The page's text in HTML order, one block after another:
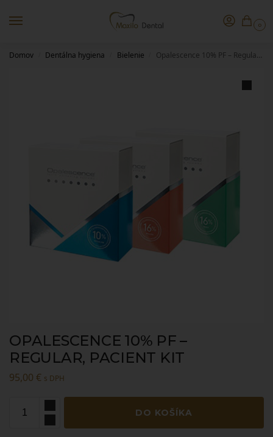
0
Domov Dentálna hygiena Bielenie Opalescence 10% PF – Regular, pacient kit
OPALESCENCE 10% PF –
REGULAR, PACIENT KIT
95,00 € s DPH
DO KOŠÍKA